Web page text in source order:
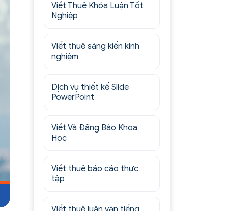
Viết Thuê Khóa Luận Tốt
Nghiệp
Viết thuê sáng kiến kinh
nghiệm
Dịch vụ thiết kế Slide
PowerPoint
Viết Và Đăng Báo Khoa
Học
Viết thuê báo cáo thực
tập